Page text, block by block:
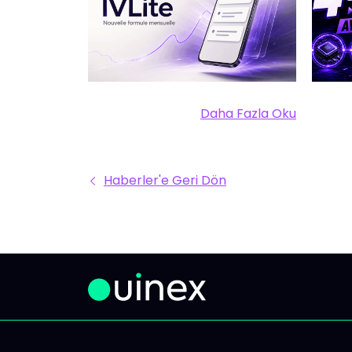
IVLite: IVT'nin özü,
bildirimlerde, ayda 29€ Net
planlar, piyasa özetleri ve
analizler cep telefonuna ve
kadar. Sorun, bilgi eksikliği
çelişkili görüş ve sinyal ile
bakarım' diyorsun, sonunda
piyasada aktif olmak yerine
gelişmeleri izliyorsun. IVLite
Daha Fazla Oku
Daha Fazla Oku
3
Haberler'e Geri Dön